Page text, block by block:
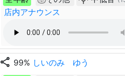
店内アナウンス
share 99% しいのみ ゆう